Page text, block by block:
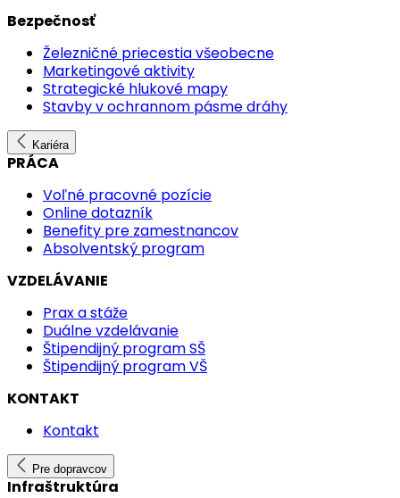
Bezpečnosť
Železničné priecestia všeobecne
Marketingové aktivity
Strategické hlukové mapy
Stavby v ochrannom pásme dráhy
Kariéra
PRÁCA
Voľné pracovné pozície
Online dotazník
Benefity pre zamestnancov
Absolventský program
VZDELÁVANIE
Prax a stáže
Duálne vzdelávanie
Štipendijný program SŠ
Štipendijný program VŠ
KONTAKT
Kontakt
Pre dopravcov
Infraštruktúra